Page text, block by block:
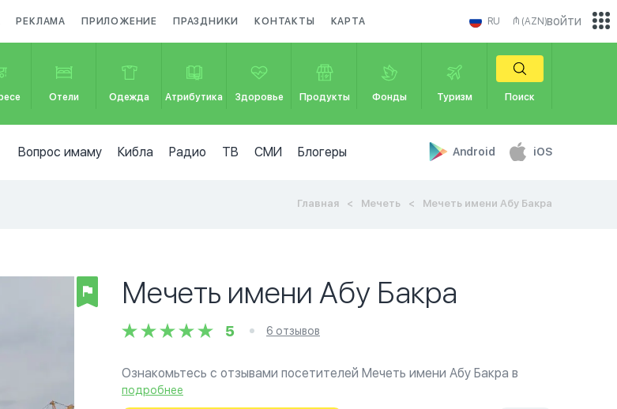
РЕКЛАМА ПРИЛОЖЕНИЕ ПРАЗДНИКИ КОНТАКТЫ КАРТА RU ₼ (AZN)
Отели Одежда Атрибутика Здоровье Продукты Фонды Туризм Поиск
Вопрос имаму Кибла Радио ТВ СМИ Блогеры Android iOS
войти
Главная Мечеть Мечеть имени Абу Бакра
Мечеть имени Абу Бакра
5 6 отзывов
Ознакомьтесь с отзывами посетителей Мечеть имени Абу Бакра в
г.Баку на фотографиях и узнайте о часах работы. Ваше духовное
подробнее